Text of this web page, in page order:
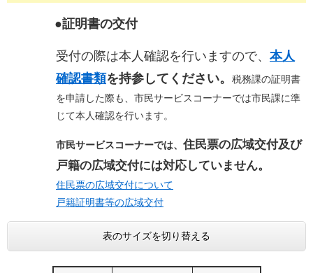
●証明書の交付
受付の際は本人確認を行いますので、 本人
確認書類を持参してください。
税務課の証明書
を申請した際も、市民サービスコーナーでは市民課に準
じて本人確認を行います。​
市民サービスコーナーでは、 住民票の広域交付及び
戸籍の広域交付には対応していません。
住民票の広域交付について
戸籍証明書等の広域交付
表のサイズを切り替える